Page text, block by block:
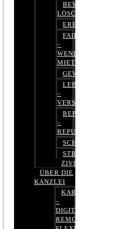
BEWERTUNGEN
LÖSCHEN
ERBRECHT
FAIRMIETEN
–
WENIGER
MIETE
GEWERBERECHT
–
–
SCHUFARECHT
STRAFRECHT
ZIVILRECHT
ÜBER DIE
KANZLEI
KARRIERE
–
DIGITAL,
REMOTE,